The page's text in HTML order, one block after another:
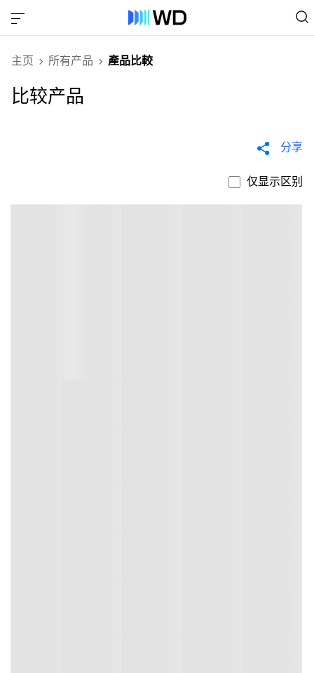
主页 所有产品 產品比較
比较产品
分享
仅显示区别